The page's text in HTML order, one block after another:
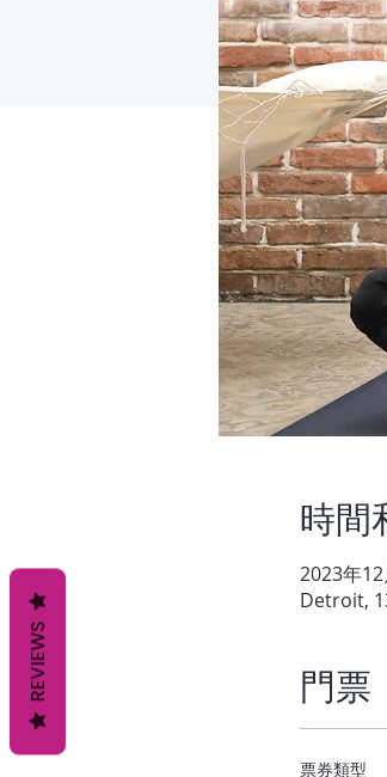
時間
2023年
Detroit,
門票
票券類型
REVIEWS